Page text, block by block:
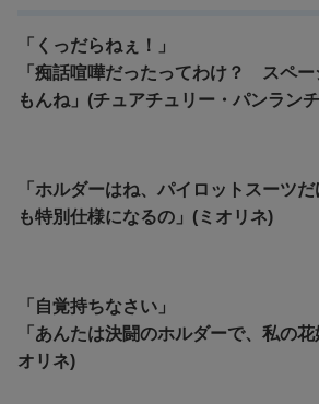
「くっだらねぇ！」
「痴話喧嘩だったってわけ？ スペ
もんね」(チュアチュリー・パンラン
「ホルダーはね、パイロットスーツ
も特別仕様になるの」(ミオリネ)
「自覚持ちなさい」
「あんたは決闘のホルダーで、私の
オリネ)